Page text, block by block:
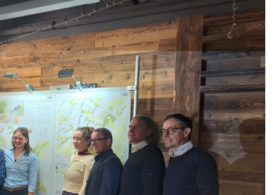
Montag bis Freitag:8:00 Uhr bis 16:00 Uhr